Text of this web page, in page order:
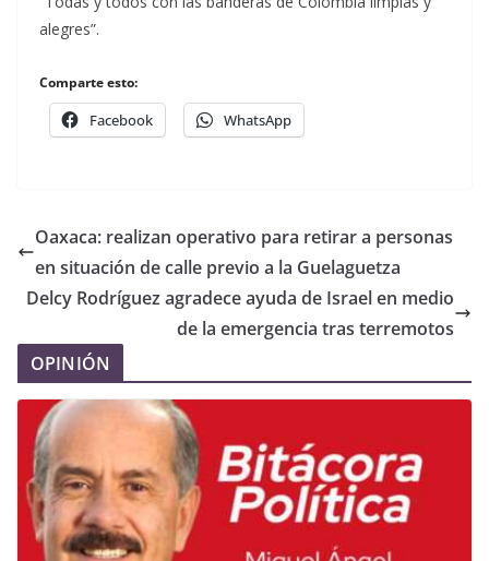
alegres”.
Comparte esto:
Facebook WhatsApp
Oaxaca: realizan operativo para retirar a personas
en situación de calle previo a la Guelaguetza
Delcy Rodríguez agradece ayuda de Israel en medio
de la emergencia tras terremotos
OPINIÓN